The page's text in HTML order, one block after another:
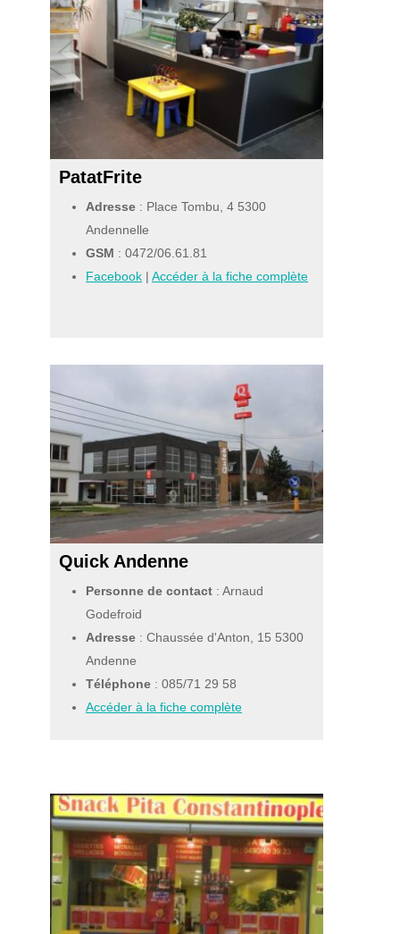
PatatFrite
Adresse : Place Tombu, 4 5300
Andennelle
GSM :0472/06.61.81
Facebook |Accéder à la fiche complète
Quick Andenne
Personne de contact : Arnaud
Godefroid
Adresse : Chaussée d'Anton, 15 5300
Andenne
Téléphone :085/71 29 58
Accéder à la fiche complète